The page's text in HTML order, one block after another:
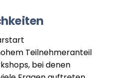
Teilnehmeranteil
bei denen